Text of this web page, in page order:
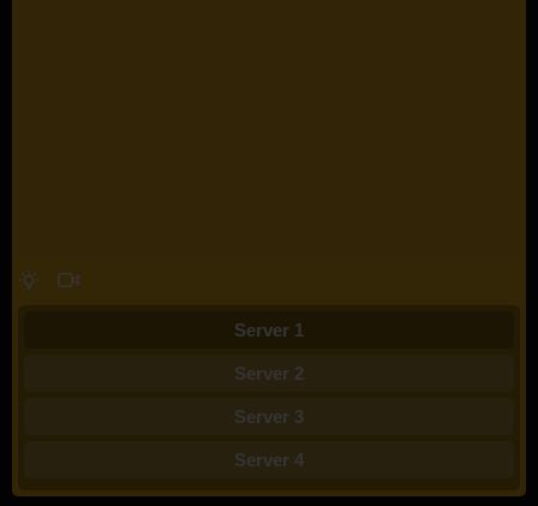
Server 1
Server 2
Server 3
Server 4